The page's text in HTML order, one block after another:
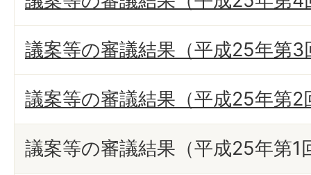
議案等の審議結果（平成25年第3
議案等の審議結果（平成25年第2
議案等の審議結果（平成25年第1